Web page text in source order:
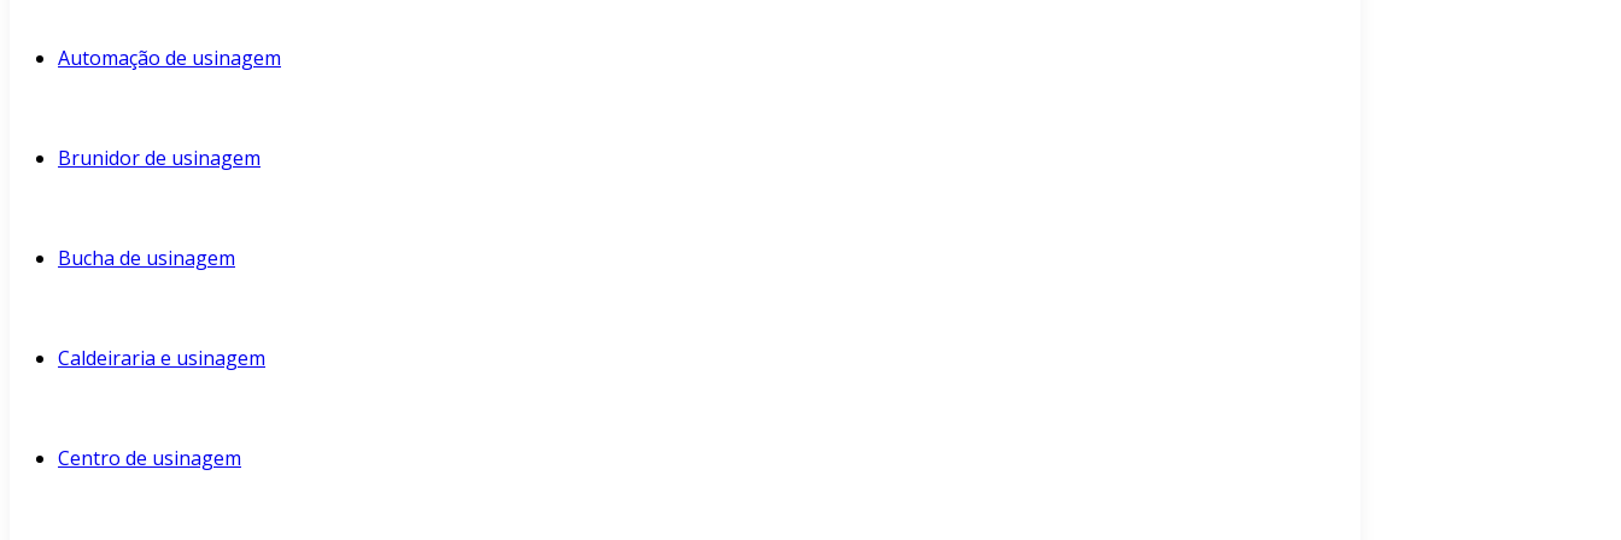
Automação de usinagem
Brunidor de usinagem
Bucha de usinagem
Caldeiraria e usinagem
Centro de usinagem